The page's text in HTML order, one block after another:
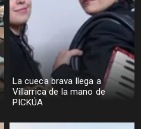
La cueca brava llega a
Villarrica de la mano de
PICKÚA